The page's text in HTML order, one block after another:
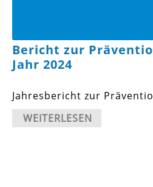
Bericht zur
Jahr 2024
Jahresbericht zur
WEITERLESEN